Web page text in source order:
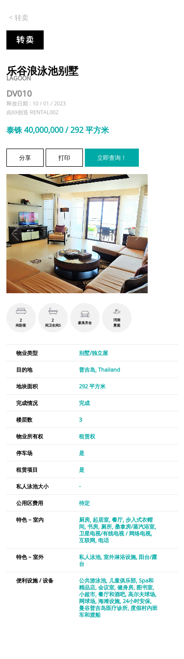
< 转卖
乐谷浪泳池别墅
DV010
LAGOON
释放日期 : 10 / 01 / 2023
由XX创造 RENTAL002
泰铢 40,000,000 / 292 平方米
分享 打印 立即查询！
2
间卧室
2
间卫生间S
家具齐全
泻湖
景观
物业类型 别墅/独立屋
目的地 普吉岛, Thailand
地块面积 292 平方米
完成情况 完成
楼层数 3
物业所有权 租赁权
停车场 是
租赁项目 是
私人泳池大小 -
公用区费用 待定
特色 – 室内 厨房 起居室 餐厅 步入式衣帽
间 书房 厕所 桑拿房/蒸汽浴室
卫星电视/有线电视 / 网络电视
互联网 电话
特色 – 室外 私人泳池 室外淋浴设施 阳台/露
台
便利设施 / 设备 公共游泳池 儿童俱乐部 Spa和
精品店 会议室 健身房 图书室
小超市 餐厅和酒吧 高尔夫球场
网球场 海滩设施 24小时安保
曼谷普吉岛医疗诊所 度假村内班
车和渡船